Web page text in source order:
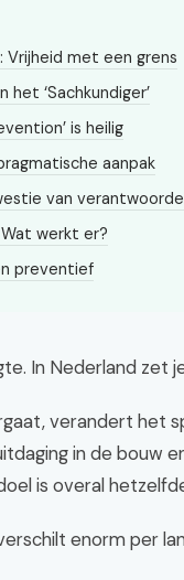
Vrijheid met een grens
het ‘Sachkundiger’
is heilig
aanpak
van
werkt er?
preventief
In Nederland zet
verandert het
in de bouw
is overal
enorm per